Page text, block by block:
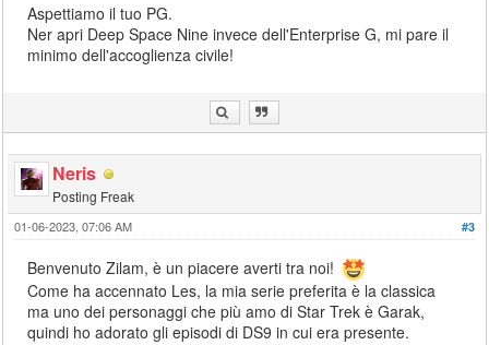
Aspettiamo il tuo PG.
Ner apri Deep Space Nine invece dell'Enterprise G, mi pare il
minimo dell'accoglienza civile!
Neris
Posting Freak
#3
01-06-2023, 07:06 AM
Benvenuto Zilam, è un piacere averti tra noi!
Come ha accennato Les, la mia serie preferita è la classica
ma uno dei personaggi che più amo di Star Trek è Garak,
quindi ho adorato gli episodi di DS9 in cui era presente.